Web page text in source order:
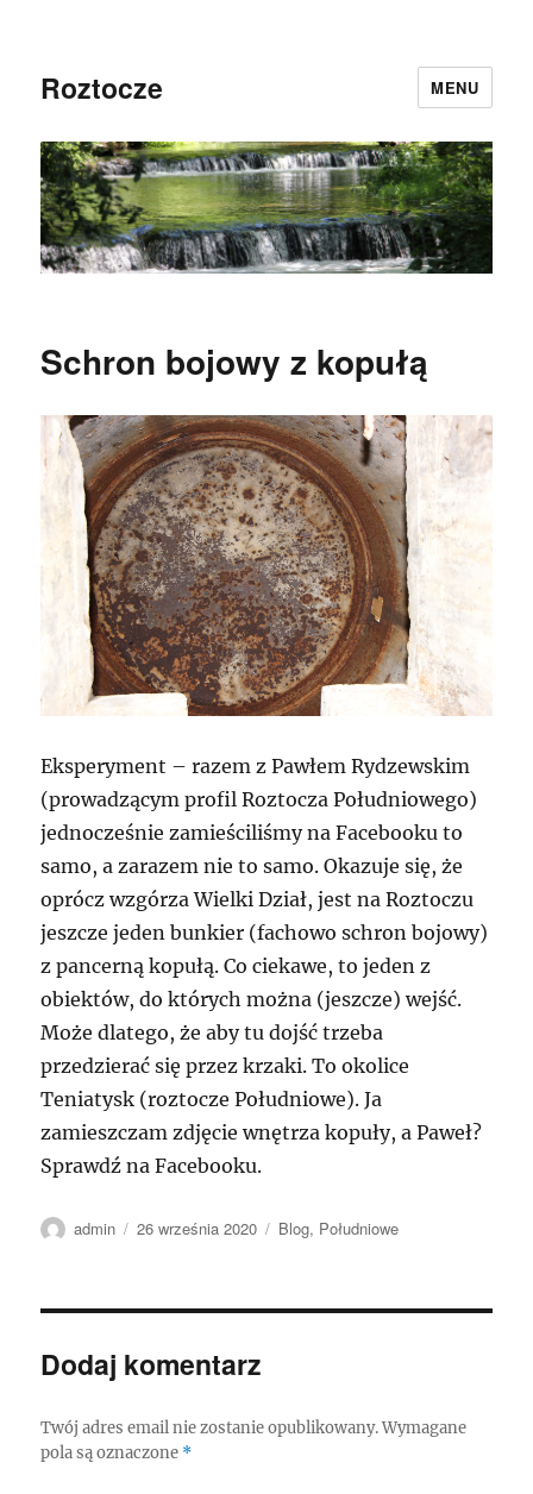
Roztocze MENU
Schron bojowy z kopułą
Eksperyment – razem z Pawłem Rydzewskim
(prowadzącym profil Roztocza Południowego)
jednocześnie zamieściliśmy na Facebooku to
samo, a zarazem nie to samo. Okazuje się, że
oprócz wzgórza Wielki Dział, jest na Roztoczu
jeszcze jeden bunkier (fachowo schron bojowy)
z pancerną kopułą. Co ciekawe, to jeden z
obiektów, do których można (jeszcze) wejść.
Może dlatego, że aby tu dojść trzeba
przedzierać się przez krzaki. To okolice
Teniatysk (roztocze Południowe). Ja
zamieszczam zdjęcie wnętrza kopuły, a Paweł?
Sprawdź na Facebooku.
Autor
admin
Data
26 września 2020 Kategorie
Blog, Południowe
Dodaj komentarz
Twój adres email nie zostanie opublikowany. Wymagane
pola są oznaczone *